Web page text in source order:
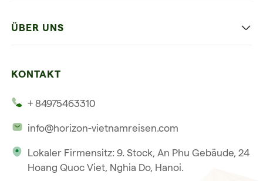
Die Beste Reise
Mehrere Länder
ÜBER UNS
Unsere internationale Tourismuslizenz
KONTAKT
+ 84975463310
info@horizon-vietnamreisen.com
Lokaler Firmensitz: 9. Stock, An Phu Gebäude, 24
Hoang Quoc Viet, Nghia Do, Hanoi.